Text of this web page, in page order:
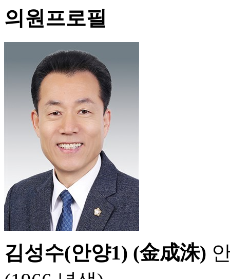
의원프로필
김성수(안양1) (金成洙)